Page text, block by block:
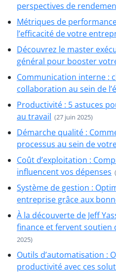
perspectives de
Métriques de
l’efficacité de votre
Découvrez le master
général pour booster
Communication interne :
collaboration au sein de
Productivité : 5 astuces
au travail (27 juin 2025)
Démarche qualité :
processus au sein de
Coût d’exploitation :
influencent vos dépenses
Système de gestion :
entreprise grâce aux
À la découverte de Jeff
finance et fervent soutien
2025)
Outils d’automatisation :
productivité avec ces